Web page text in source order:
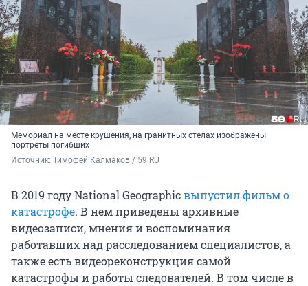
Мемориал на месте крушения, на гранитных стелах изображены
портреты погибших
Источник: Тимофей Калмаков / 59.RU
В 2019 году National Geographicвыпустил фильм о
катастрофе. В нем приведены архивные
видеозаписи, мнения и воспоминания
работавших над расследованием специалистов, а
также есть видеореконструкция самой
катастрофы и работы следователей. В том числе в